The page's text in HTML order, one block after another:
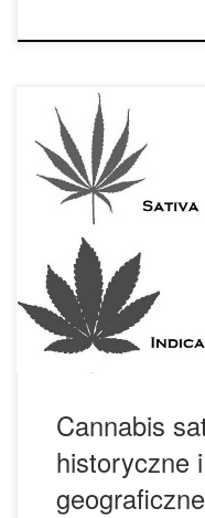
Badania naukowe
sativa i cannabis
co do ich dokładności.
znacznie prostsze
Oryginalna klasyfikacja
przez francuskiego
roku. Lamarck
z […]
Cannabis
historyczne
geograficzne